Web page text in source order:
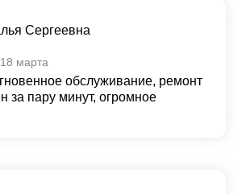
Сергеевна
18 марта
обслуживание, ремонт
за пару минут, огромное